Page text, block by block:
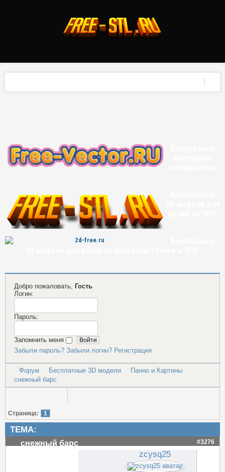
Добро пожаловать,
Гость
Логин:
Пароль:
Запомнить меня
Забыли пароль? Забыли логин? Регистрация
Форум Бесплатные 3D модели
Панно и Картины
снежный барс
Страница: 1
ТЕМА:
снежный барс #3276
zcysq25